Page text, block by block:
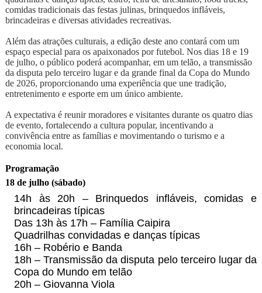
comidas tradicionais das festas julinas, brinquedos infláveis,
brincadeiras e diversas atividades recreativas.
Além das atrações culturais, a edição deste ano contará com um
espaço especial para os apaixonados por futebol. Nos dias 18 e 19
de julho, o público poderá acompanhar, em um telão, a transmissão
da disputa pelo terceiro lugar e da grande final da Copa do Mundo
de 2026, proporcionando uma experiência que une tradição,
entretenimento e esporte em um único ambiente.
A expectativa é reunir moradores e visitantes durante os quatro dias
de evento, fortalecendo a cultura popular, incentivando a
convivência entre as famílias e movimentando o turismo e a
economia local.
Programação
18 de julho (sábado)
14h às 20h – Brinquedos infláveis, comidas e
brincadeiras típicas
Das 13h às 17h – Família Caipira
Quadrilhas convidadas e danças típicas
16h – Robério e Banda
18h – Transmissão da disputa pelo terceiro lugar da
Copa do Mundo em telão
20h – Giovanna Viola